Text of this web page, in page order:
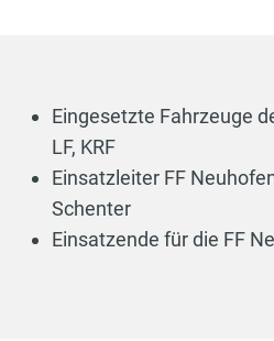
Eingesetzte Fahrzeuge
LF, KRF
Einsatzleiter FF
Schenter
Einsatzende für die FF